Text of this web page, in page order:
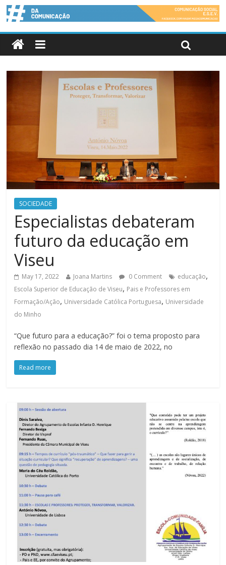
SOCIEDADE
Especialistas debateram
futuro da educação em
Viseu
May 17, 2022 Joana Martins 0 Comment educação,
Escola Superior de Educação de Viseu, Pais e Professores em
Formação/Ação, Universidade Católica Portuguesa, Universidade
do Minho
“Que futuro para a educação?” foi o tema proposto para
reflexão no passado dia 14 de maio de 2022, no
Read more